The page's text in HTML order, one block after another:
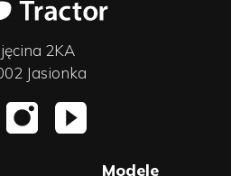
2KA
Jasionka
Modele